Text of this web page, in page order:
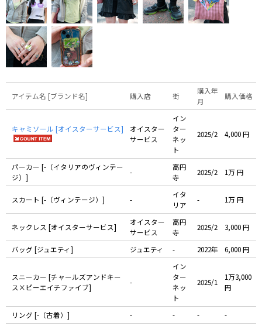
アイテム名 [ブランド名] 購入店 街
購入年
月
購入価格
キャミソール [オイスターサービス]
オイスター
サービス
イン
ター
ネッ
ト
2025/2 4,000 円
パーカー [-（イタリアのヴィンテー
ジ）]
-
高円
寺
2025/2 1万 円
スカート [-（ヴィンテージ）] -
イタ
リア
- 1万 円
ネックレス [オイスターサービス]
オイスター
サービス
高円
寺
2025/2 3,000 円
バッグ [ジュエティ] ジュエティ - 2022年 6,000 円
スニーカー [チャールズアンドキー
ス×ピーエイチファイブ]
-
イン
ター
ネッ
ト
2025/1
1万3,000
円
リング [-（古着）] - - -
-